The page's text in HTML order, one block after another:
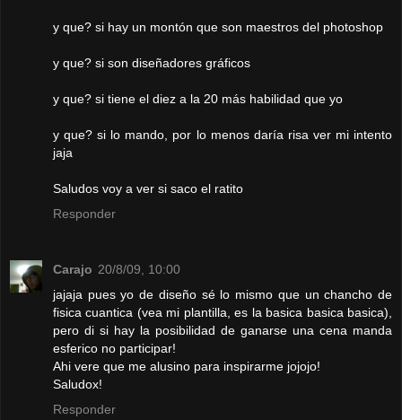
y que? si hay un montón que son maestros del photoshop
y que? si son diseñadores gráficos
y que? si tiene el diez a la 20 más habilidad que yo
y que? si lo mando, por lo menos daría risa ver mi intento
jaja
Saludos voy a ver si saco el ratito
Responder
Carajo 20/8/09, 10:00
jajaja pues yo de diseño sé lo mismo que un chancho de
fisica cuantica (vea mi plantilla, es la basica basica basica),
pero di si hay la posibilidad de ganarse una cena manda
esferico no participar!
Ahi vere que me alusino para inspirarme jojojo!
Saludox!
Responder